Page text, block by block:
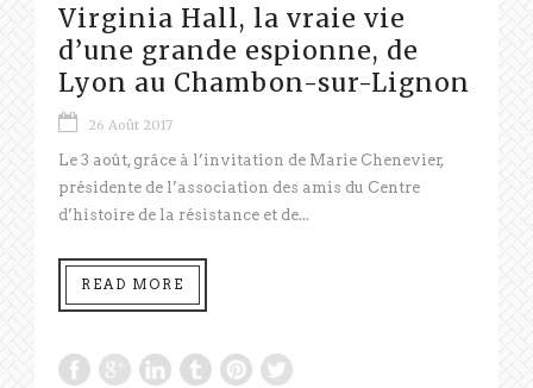
Virginia Hall, la vraie vie
d’une grande espionne, de
Lyon au Chambon-sur-Lignon
26 Août 2017
Le 3 août, grâce à l’invitation de Marie Chenevier,
présidente de l’association des amis du Centre
d’histoire de la résistance et de...
READ MORE